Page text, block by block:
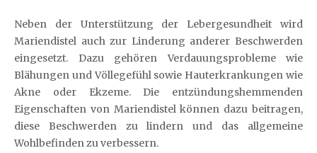
Neben der Unterstützung der Lebergesundheit wird
Mariendistel auch zur Linderung anderer Beschwerden
eingesetzt. Dazu gehören Verdauungsprobleme wie
Blähungen und Völlegefühl sowie Hauterkrankungen wie
Akne oder Ekzeme. Die entzündungshemmenden
Eigenschaften von Mariendistel können dazu beitragen,
diese Beschwerden zu lindern und das allgemeine
Wohlbefinden zu verbessern.